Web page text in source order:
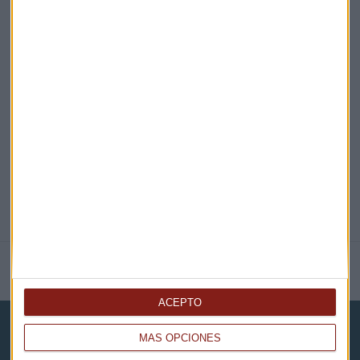
MÁS OPCIONES
ACEPTO
NOTICIAS RELACIONADAS